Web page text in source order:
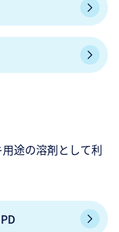
途の溶剤として利